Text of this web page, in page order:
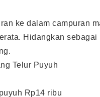
ke dalam campuran
Hidangkan sebagai
Telur Puyuh
Rp14 ribu